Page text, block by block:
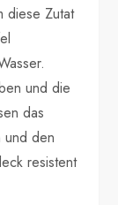
diese Zutat
und die
das
und den
resistent